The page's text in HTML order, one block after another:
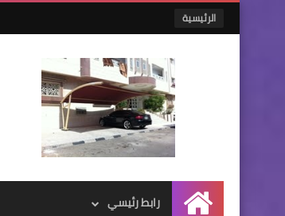
الرئيسية
الرئيسية
رابط رئيسي